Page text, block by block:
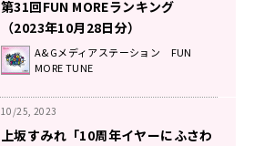
第31回FUN MOREランキング
（2023年10月28日分）
A&Gメディアステーション FUN
MORE TUNE
10/25, 2023
上坂すみれ「10周年イヤーにふさわ